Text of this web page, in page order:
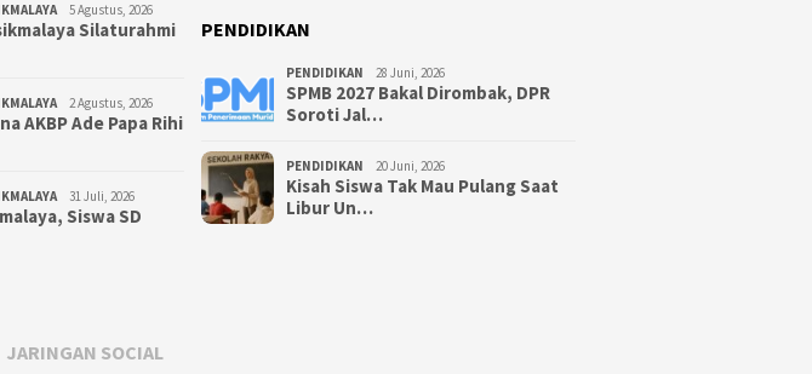
5 Agustus, 2026
Silaturahmi
2 Agustus, 2026
AKBP Ade Papa Rihi
31 Juli, 2026
Siswa SD
PENDIDIKAN
PENDIDIKAN 28 Juni, 2026
SPMB 2027 Bakal Dirombak, DPR
Soroti Jal…
PENDIDIKAN 20 Juni, 2026
Kisah Siswa Tak Mau Pulang Saat
Libur Un…
JARINGAN SOCIAL